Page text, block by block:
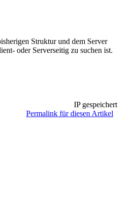
Struktur und dem Server
oder Serverseitig zu suchen ist.
IP gespeichert
Permalink für diesen Artikel